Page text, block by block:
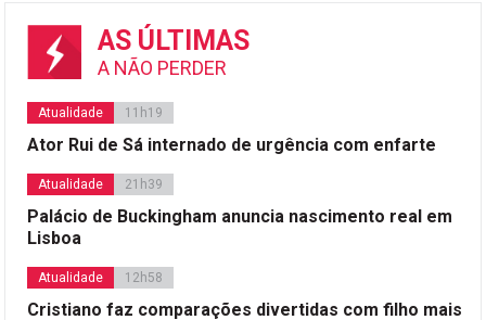
AS ÚLTIMAS
A NÃO PERDER
Atualidade 11h19
Ator Rui de Sá internado de urgência com enfarte
Atualidade 21h39
Palácio de Buckingham anuncia nascimento real em
Lisboa
Atualidade 12h58
Cristiano faz comparações divertidas com filho mais